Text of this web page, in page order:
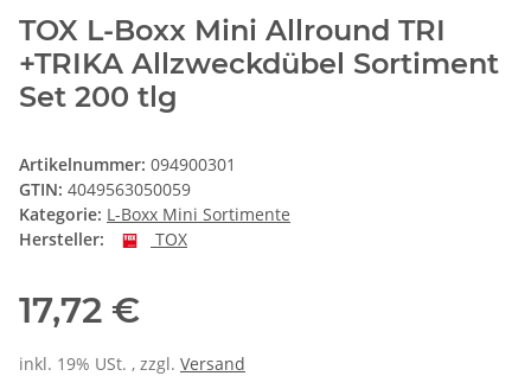
TOX L-Boxx Mini Allround TRI
+TRIKA Allzweckdübel Sortiment
Set 200 tlg
Artikelnummer: 094900301
GTIN: 4049563050059
Kategorie: L-Boxx Mini Sortimente
Hersteller:
TOX
17,72 €
inkl. 19% USt. , zzgl. Versand